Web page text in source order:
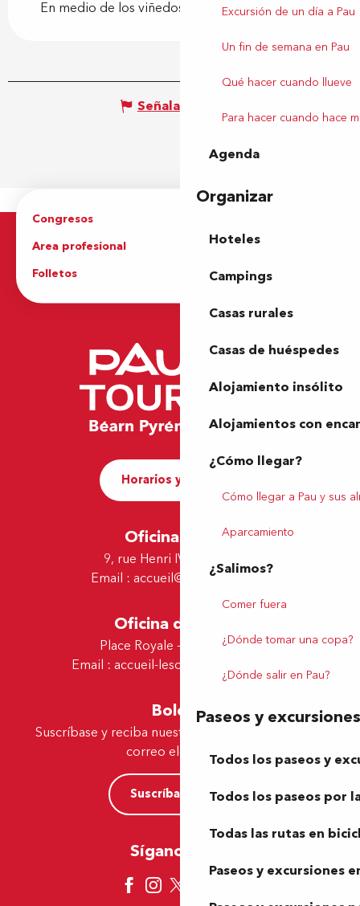
Excursión de un día a Pau
Un fin de semana en Pau
Qué hacer cuando llueve
Para hacer cuando hace
Agenda
Organizar
Hoteles
Campings
Casas rurales
Casas de huéspedes
Alojamiento insólito
Alojamientos con
¿Cómo llegar?
Cómo llegar a Pau y sus
Aparcamiento
¿Salimos?
Comer fuera
¿Dónde tomar una copa?
¿Dónde salir en Pau?
Paseos y excursiones
Todos los paseos y
Todos los paseos por
Todas las rutas en
Paseos y excursiones
En medio de los viñedos
Señalar un error
Congresos
Area profesional
Prensa
Folletos
Oficina de Turismo
Horarios y contacto
Oficina de Pau
9, rue Henri IV - 64000 Pau
Email : accueil@tourismepau.fr
Oficina de Lescar
Place Royale - 64230 Lescar
Email : accueil-lescar@tourismepau.fr
Boletín
Suscríbase y reciba nuestras ofertas y noticias por
correo electrónico
Suscríbase ahora
Síganos aquí